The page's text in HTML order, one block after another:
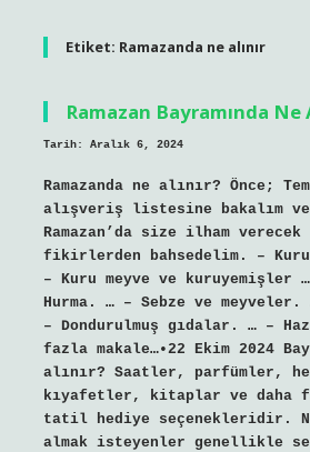
Etiket: Ramazanda ne alınır
Ramazan Bayramında Ne
Tarih: Aralık 6, 2024
Ramazanda ne alınır? Önce;
alışveriş listesine bakalım ve
Ramazan’da size ilham
fikirlerden bahsedelim. –
– Kuru meyve ve kuruyemişler
Hurma. … – Sebze ve
– Dondurulmuş gıdalar. … –
fazla makale…•22 Ekim 2024
alınır? Saatler, parfümler,
kıyafetler, kitaplar ve daha
tatil hediye seçenekleridir.
almak isteyenler genellikle